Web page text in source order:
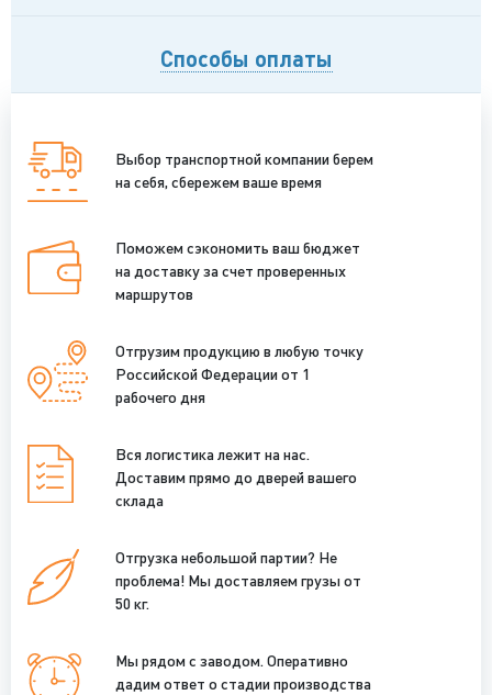
Способы оплаты
Выбор транспортной компании берем
на себя, сбережем ваше время
Поможем сэкономить ваш бюджет
на доставку за счет проверенных
маршрутов
Отгрузим продукцию в любую точку
Российской Федерации от 1
рабочего дня
Вся логистика лежит на нас.
Доставим прямо до дверей вашего
склада
Отгрузка небольшой партии? Не
проблема! Мы доставляем грузы от
50 кг.
Мы рядом с заводом. Оперативно
дадим ответ о стадии производства